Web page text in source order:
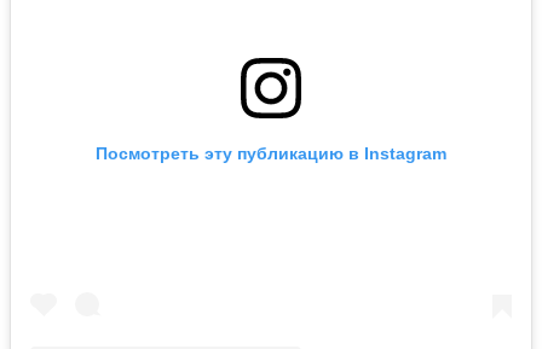
Посмотреть эту публикацию в Instagram